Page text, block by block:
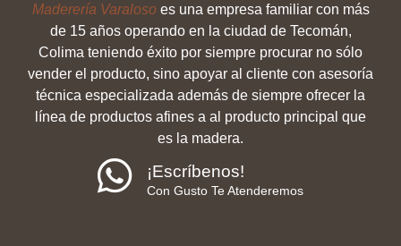
Maderería Varalosoes una empresa familiar con más
de 15 años operando en la ciudad de Tecomán,
Colima teniendo éxito por siempre procurar no sólo
vender el producto, sino apoyar al cliente con asesoría
técnica especializada además de siempre ofrecer la
línea de productos afines a al producto principal que
es la madera.
¡Escríbenos!
Con Gusto Te Atenderemos